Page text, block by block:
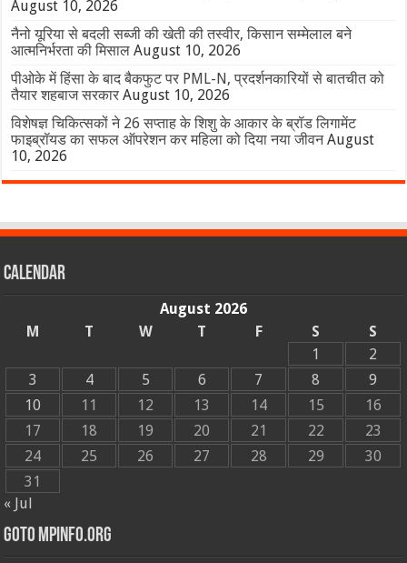
August 10, 2026
नैनो यूरिया से बदली सब्जी की खेती की तस्वीर, किसान सम्मेलाल बने
आत्मनिर्भरता की मिसाल August 10, 2026
पीओके में हिंसा के बाद बैकफुट पर PML-N, प्रदर्शनकारियों से बातचीत को
तैयार शहबाज सरकार August 10, 2026
विशेषज्ञ चिकित्सकों ने 26 सप्ताह के शिशु के आकार के ब्रॉड लिगामेंट
फाइब्रॉयड का सफल ऑपरेशन कर महिला को दिया नया जीवन August
10, 2026
Calendar
August 2026
M
T W T F S
S
1
2
3
4 5 6 7 8
9
10
11 12 13 14 15
16
17
18 19 20 21 22
23
24
25 26 27 28 29
30
31
« Jul
GOTO MPINFO.ORG